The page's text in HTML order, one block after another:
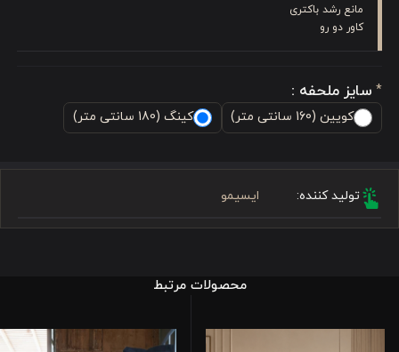
مانع رشد باکتری
کاور دو رو
* سایز ملحفه :
کویین (160 سانتی متر) کینگ (180 سانتی متر)
تولید کننده: ایسیمو
محصولات مرتبط